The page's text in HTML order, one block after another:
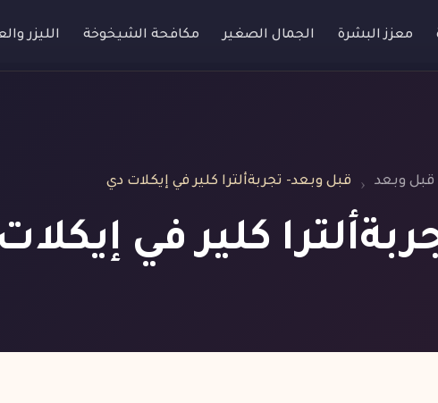
معزز البشرة الجمال الصغير مكافحة الشيخوخة الليزر
قبل وبعد قبل وبعد- تجربةألترا كلير في إيكلات دي
كلير في